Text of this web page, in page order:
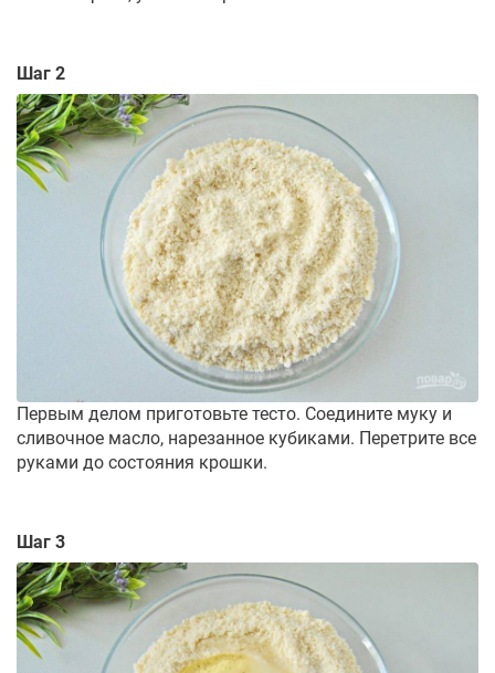
Шаг 2
Первым делом приготовьте тесто. Соедините муку и
сливочное масло, нарезанное кубиками. Перетрите все
руками до состояния крошки.
Шаг 3